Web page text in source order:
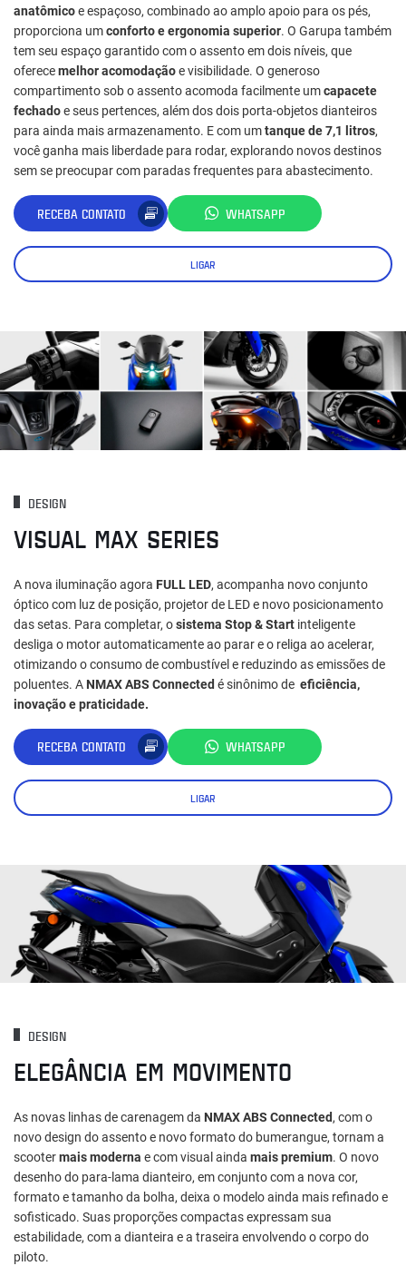
anatômicoe espaçoso, combinado ao amplo apoio para os pés,
proporciona umconforto e ergonomia superior. O Garupa também
tem seu espaço garantido com o assento em dois níveis, que
oferecemelhor acomodaçãoe visibilidade. O generoso
compartimento sob o assento acomoda facilmente umcapacete
fechadoe seus pertences, além dos dois porta-objetos dianteiros
para ainda mais armazenamento. E com umtanque de 7,1 litros,
você ganha mais liberdade para rodar, explorando novos destinos
sem se preocupar com paradas frequentes para abastecimento.
RECEBA CONTATO WHATSAPP
LIGAR
DESIGN
VISUAL MAX SERIES
A nova iluminação agora FULL LED, acompanha novo conjunto
óptico com luz de posição, projetor de LED e novo posicionamento
das setas. Para completar, osistema Stop & Start inteligente
desliga o motor automaticamente ao parar e o religa ao acelerar,
otimizando o consumo de combustível e reduzindo as emissões de
poluentes. A NMAX ABS Connected é sinônimo de eficiência,
inovação e praticidade.
RECEBA CONTATO WHATSAPP
LIGAR
DESIGN
ELEGÂNCIA EM MOVIMENTO
As novas linhas de carenagem da NMAX ABS Connected, com o
novo design do assento e novo formato do bumerangue, tornam a
scootermais moderna e com visual ainda mais premium. O novo
desenho do para-lama dianteiro, em conjunto com a nova cor,
formato e tamanho da bolha, deixa o modelo ainda mais refinado e
sofisticado. Suas proporções compactas expressam sua
estabilidade, com a dianteira e a traseira envolvendo o corpo do
piloto.